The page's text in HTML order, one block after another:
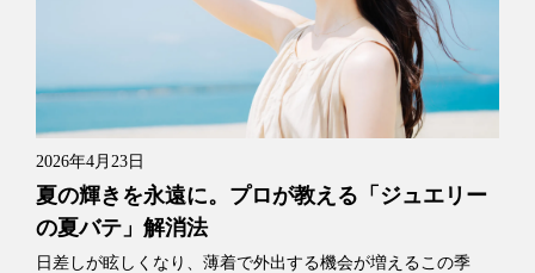
2026年4月23日
夏の輝きを永遠に。プロが教える「ジュエリー
の夏バテ」解消法
日差しが眩しくなり、薄着で外出する機会が増えるこの季